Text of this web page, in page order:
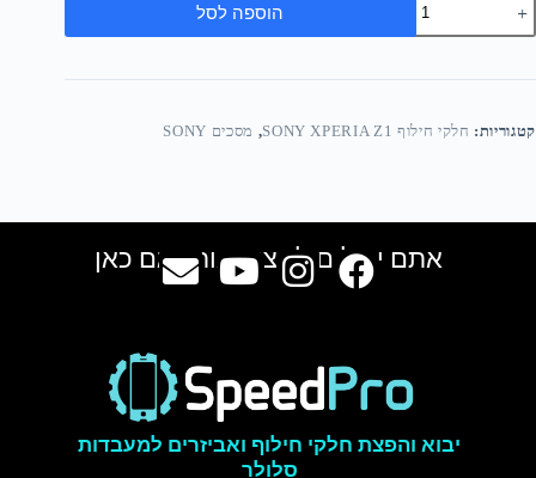
הוספה לסל
קטגוריות: חלקי חילוף SONY XPERIA Z1 , מסכים SONY
אתם יכולים למצוא אותנו גם כאן
יבוא והפצת חלקי חילוף ואביזרים למעבדות
סלולר